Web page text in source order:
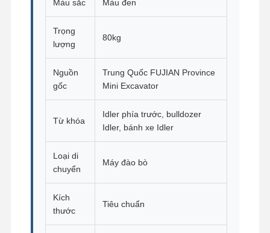
Nhà Sản Phẩm
Màu sắc Màu đen
Trọng
lượng
80kg
Nguồn
gốc
Trung Quốc FUJIAN Province
Mini Excavator
Từ khóa
Idler phía trước, bulldozer
Idler, bánh xe Idler
Loại di
chuyển
Máy đào bò
Kích
thước
Tiêu chuẩn